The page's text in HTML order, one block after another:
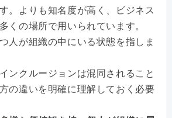
。よりも知名度が高く、ビジネス
くの場所で用いられています。
人が組織の中にいる状態を指しま
ンクルージョンは混同されること
の違いを明確に理解しておく必要